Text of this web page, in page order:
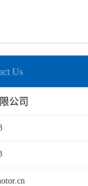
Us
公司